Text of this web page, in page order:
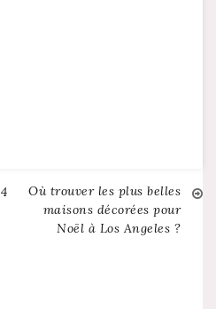
Où trouver les plus belles
maisons décorées pour
Noël à Los Angeles ?